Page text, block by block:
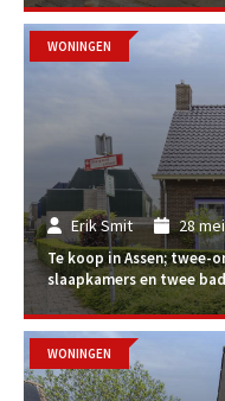
Erik Smit 28
Te koop in Assen; twee-
slaapkamers en twee
WONINGEN
WONINGEN